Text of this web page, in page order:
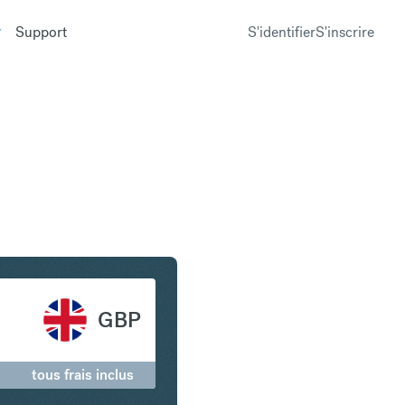
Support S'identifierS'inscrire
GBP
tous frais inclus